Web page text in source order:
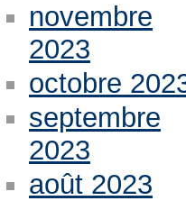
novembre
2023
octobre
septembre
2023
août 2023